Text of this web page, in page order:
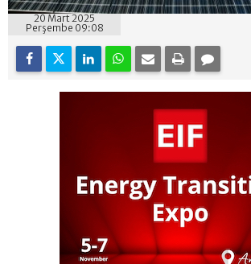
20 Mart 2025
Perşembe 09:08